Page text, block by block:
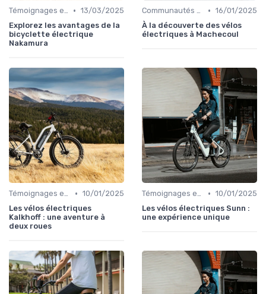
Témoignages et retours d'utilisateurs • 13/03/2025
Explorez les avantages de la
bicyclette électrique
Nakamura
Communautés de cyclistes électriques • 16/01/2025
À la découverte des vélos
électriques à Machecoul
Témoignages et retours d'utilisateurs • 10/01/2025
Les vélos électriques
Kalkhoff : une aventure à
deux roues
Témoignages et retours d'utilisateurs • 10/01/2025
Les vélos électriques Sunn :
une expérience unique